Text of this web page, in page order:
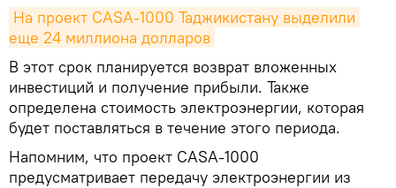
На проект CASA-1000 Таджикистану выделили
еще 24 миллиона долларов
В этот срок планируется возврат вложенных
инвестиций и получение прибыли. Также
определена стоимость электроэнергии, которая
будет поставляться в течение этого периода.
Напомним, что проект CASA-1000
предусматривает передачу электроэнергии из